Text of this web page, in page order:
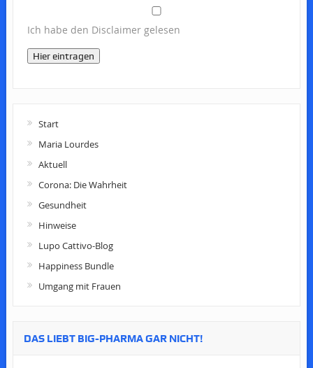
Ich habe den Disclaimer gelesen
Hier eintragen
Start
Maria Lourdes
Aktuell
Corona: Die Wahrheit
Gesundheit
Hinweise
Lupo Cattivo-Blog
Happiness Bundle
Umgang mit Frauen
DAS LIEBT BIG-PHARMA GAR NICHT!